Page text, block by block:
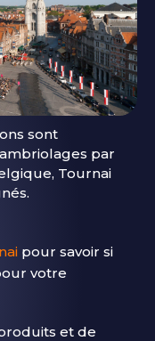
sont
par
Tournai
pour savoir si
votre
et de